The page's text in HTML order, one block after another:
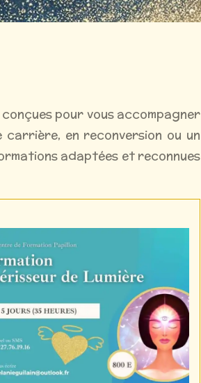
pour vous accompagner
en reconversion ou un
adaptées et reconnues